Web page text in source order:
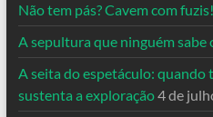
Não tem pás? Cavem com fuzis!
A sepultura que ninguém sabe
A seita do espetáculo: quando
sustenta a exploração4 de